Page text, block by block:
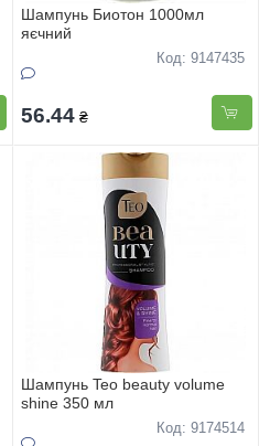
Шампунь Биотон 1000мл
яєчний
Код: 9147435
56.44 ₴
Шампунь Teo beauty volume
shine 350 мл
Код: 9174514